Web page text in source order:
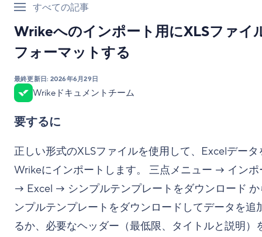
すべての記事
Wrikeへのインポート用にXLSファイ
フォーマットする
最終更新日: 2026年6月29日
Wrikeドキュメントチーム
要するに
正しい形式のXLSファイルを使用して、Excelデータ
Wrikeにインポートします。 三点メニュー → インポ
→ Excel → シンプルテンプレートをダウンロード か
ンプルテンプレートをダウンロードしてデータを追
るか、必要なヘッダー（最低限、タイトルと説明）